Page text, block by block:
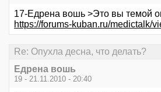
17-Едрена вошь >Это вы темой
https://forums-kuban.ru/medictalk/
Re: Опухла десна, что делать?
Едрена вошь
19 - 21.11.2010 - 20:40